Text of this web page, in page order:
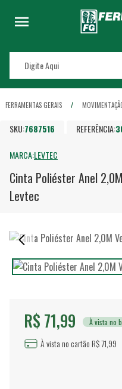
FERRAMENTAS GERAIS
SKU:7687516 REFERÊNCIA:
MARCA:LEVTEC
Cinta Poliéster Anel
Levtec
R$ 71,99 À vista no
À vista no cartão R$ 71,99